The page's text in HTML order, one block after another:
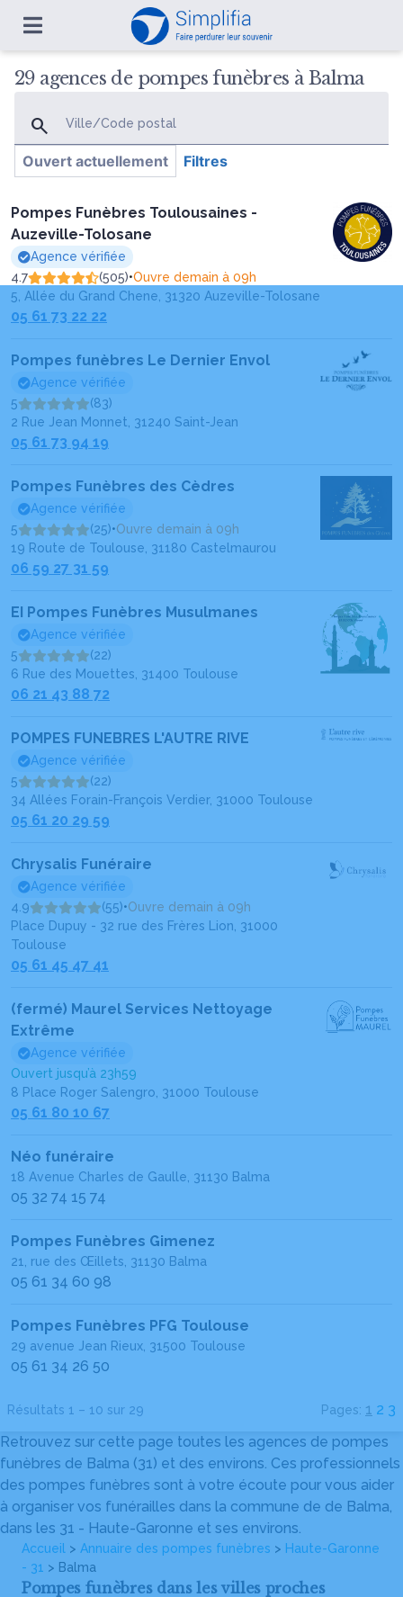
29 agences de pompes funèbres à Balma
Ville/Code postal
Ouvert actuellement Filtres
Pompes Funèbres Toulousaines -
Auzeville-Tolosane
Agence vérifiée
4.7
(505)•Ouvre demain à 09h
5, Allée du Grand Chene, 31320 Auzeville-Tolosane
05 61 73 22 22
Pompes funèbres Le Dernier Envol
Agence vérifiée
5
(83)
2 Rue Jean Monnet, 31240 Saint-Jean
05 61 73 94 19
Pompes Funèbres des Cèdres
Agence vérifiée
5
(25)•Ouvre demain à 09h
19 Route de Toulouse, 31180 Castelmaurou
06 59 27 31 59
EI Pompes Funèbres Musulmanes
Agence vérifiée
5
(22)
6 Rue des Mouettes, 31400 Toulouse
06 21 43 88 72
POMPES FUNEBRES L'AUTRE RIVE
Agence vérifiée
5
(22)
34 Allées Forain-François Verdier, 31000 Toulouse
05 61 20 29 59
Chrysalis Funéraire
Agence vérifiée
4.9
(55)•Ouvre demain à 09h
Place Dupuy - 32 rue des Frères Lion, 31000
Toulouse
05 61 45 47 41
(fermé) Maurel Services Nettoyage
Extrême
Agence vérifiée
Ouvert jusqu’à 23h59
8 Place Roger Salengro, 31000 Toulouse
05 61 80 10 67
Néo funéraire
18 Avenue Charles de Gaulle, 31130 Balma
05 32 74 15 74
Pompes Funèbres Gimenez
21, rue des Œillets, 31130 Balma
05 61 34 60 98
Pompes Funèbres PFG Toulouse
29 avenue Jean Rieux, 31500 Toulouse
05 61 34 26 50
Résultats 1 – 10 sur 29 Pages: 1 2 3
Retrouvez sur cette page toutes les agences de pompes
funèbres de Balma (31) et des environs. Ces professionnels
des pompes funèbres sont à votre écoute pour vous aider
à organiser vos funérailles dans la commune de de Balma,
dans les 31 - Haute-Garonne et ses environs.
Accueil > Annuaire des pompes funèbres > Haute-Garonne
- 31 > Balma
Pompes funèbres dans les villes proches